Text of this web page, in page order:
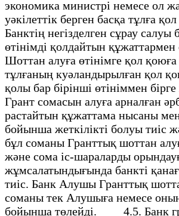
экономика министрі немесе ол
уәкілеттік берген басқа тұлға
Банктің негізделген сұрау
өтінімді қолдайтын құжаттармен
Шоттан алуға өтінімге қол қоюға
тұлғаның куәландырылған қол
қолы бар бірінші өтініммен
Грант сомасын алуға арналған
растайтын құжаттама нысаны
бойынша жеткілікті болуы тиіс
бұл соманы Гранттық шоттан
және сома іс-шараларды
жұмсалатындығында банкті
тиіс. Банк Алушы Гранттық
соманы тек Алушыға немесе
бойынша төлейді. 4.5. Банк